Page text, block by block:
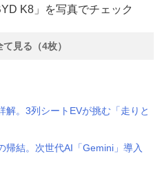
K8」を写真でチェック
見る（4枚）
解。3列シートEVが挑む「走りと
帰結。次世代AI「Gemini」導入